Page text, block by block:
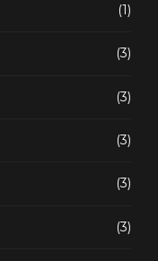
(1)
(3)
(3)
(3)
(3)
(3)